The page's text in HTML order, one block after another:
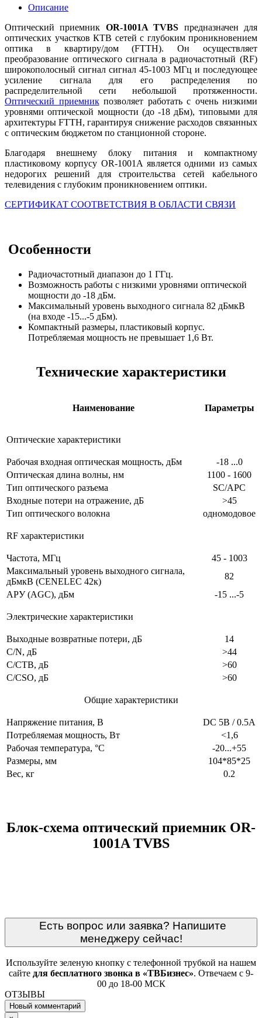
Описание
Оптический приемник OR-1001A TVBS предназначен для
оптических участков КТВ сетей с глубоким проникновением
оптика в квартиру/дом (FTTH). Он осуществляет
преобразование оптического сигнала в радиочастотный (RF)
широкополосный сигнал сигнал 45-1003 МГц и последующее
усиление сигнала для его распределения по
распределительной сети небольшой протяженности.
Оптический приемникпозволяет работать с очень низкими
уровнями оптической мощности (до -18 дБм), типовыми для
архитектуры FTTH, гарантируя снижение расходов связанных
с оптическим бюджетом по станционной стороне.
Благодаря внешнему блоку питания и компактному
пластиковому корпусу OR-1001A является одними из самых
недорогих решений для строительства сетей кабельного
телевидения с глубоким проникновением оптики.
СЕРТИФИКАТ СООТВЕТСТВИЯ В ОБЛАСТИ СВЯЗИ
Особенности
Радиочастотный диапазон до 1 ГГц.
Возможность работы с низкими уровнями оптической
мощности до -18 дБм.
Максимальный уровень выходного сигнала 82 дБмкВ
(на входе -15...-5 дБм).
Компактный размеры, пластиковый корпус.
Потребляемая мощность не превышает 1,6 Вт.
Технические характеристики
Наименование Параметры
Оптические характеристики
Рабочая входная оптическая мощность, дБм
-18 ...0
Оптическая длина волны, нм
1100 - 1600
Тип оптического разъема
SC/APC
Входные потери на отражение, дБ
>45
Тип оптического волокна
одномодовое
RF характеристики
Частота, МГц
45 - 1003
Максимальный уровень выходного сигнала,
дБмкВ (CENELEC 42к)
82
АРУ (AGC), дБм
-15 ...-5
Электрические характеристики
Выходные возвратные потери, дБ
14
C/N, дБ
>44
С/СТВ, дБ
>60
C/CSO, дБ
>60
Общие характеристики
Напряжение питания, В
DC 5В / 0.5А
Потребляемая мощность, Вт
<1,6
Рабочая температура, °С
-20...+55
Размеры, мм
104*85*25
Вес, кг
0.2
Блок-схема оптический приемник OR-
1001A TVBS
менеджеру сейчас!
Используйте зеленую кнопку с телефонной трубкой на нашем
сайте для бесплатного звонка в «ТВБизнес». Отвечаем с 9-
00 до 18-00 МСК
ОТЗЫВЫ
Новый комментарий